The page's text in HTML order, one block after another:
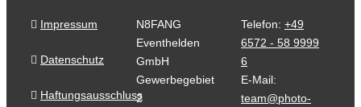
Impressum
Datenschutz
Haftungsausschluss
N8FANG
Eventhelden
GmbH
Gewerbegebiet
2
Telefon: +49
6572 - 58 9999
6
E-Mail:
team@photo-